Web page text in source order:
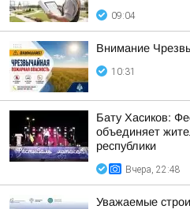
09:04
Внимание
10:31
Бату Хасиков:
объединяет
республики
Вчера, 22:48
Уважаемые